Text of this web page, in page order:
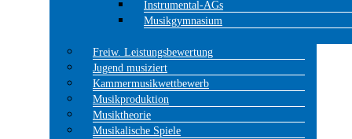
Instrumental-AGs
Musikgymnasium
Freiw. Leistungsbewertung
Jugend musiziert
Kammermusikwettbewerb
Musikproduktion
Musiktheorie
Musikalische Spiele